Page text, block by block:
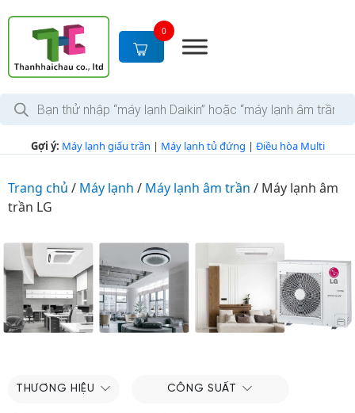
c
0
T
m
i
h
m
Gợi ý: Máy lạnh giấu trần | Máy lạnh tủ đứng | Điều hòa Multi
Trang chủ / Máy lạnh / Máy lạnh âm trần / Máy lạnh âm
trần LG
THƯƠNG HIỆU CÔNG SUẤT